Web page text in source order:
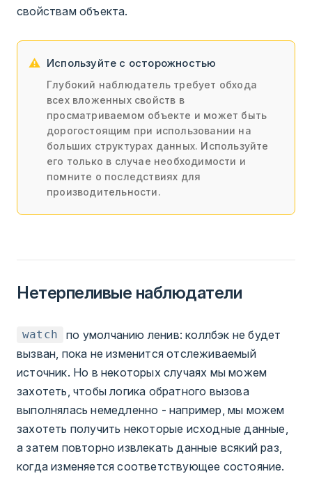
свойствам объекта.
Используйте с осторожностью
Глубокий наблюдатель требует обхода
всех вложенных свойств в
просматриваемом объекте и может быть
дорогостоящим при использовании на
больших структурах данных. Используйте
его только в случае необходимости и
помните о последствиях для
производительности.
Нетерпеливые наблюдатели
watch
по умолчанию ленив: коллбэк не будет
вызван, пока не изменится отслеживаемый
источник. Но в некоторых случаях мы можем
захотеть, чтобы логика обратного вызова
выполнялась немедленно - например, мы можем
захотеть получить некоторые исходные данные,
а затем повторно извлекать данные всякий раз,
когда изменяется соответствующее состояние.